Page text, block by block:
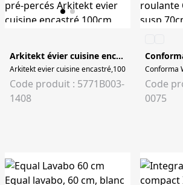
Arkitekt évier cuisine encastré 100 cm
Arkitekt evier cuisine encastré,100cm,tr.p. robinet
Code produit : 5771B003-
1408
Conforma
Code
0075